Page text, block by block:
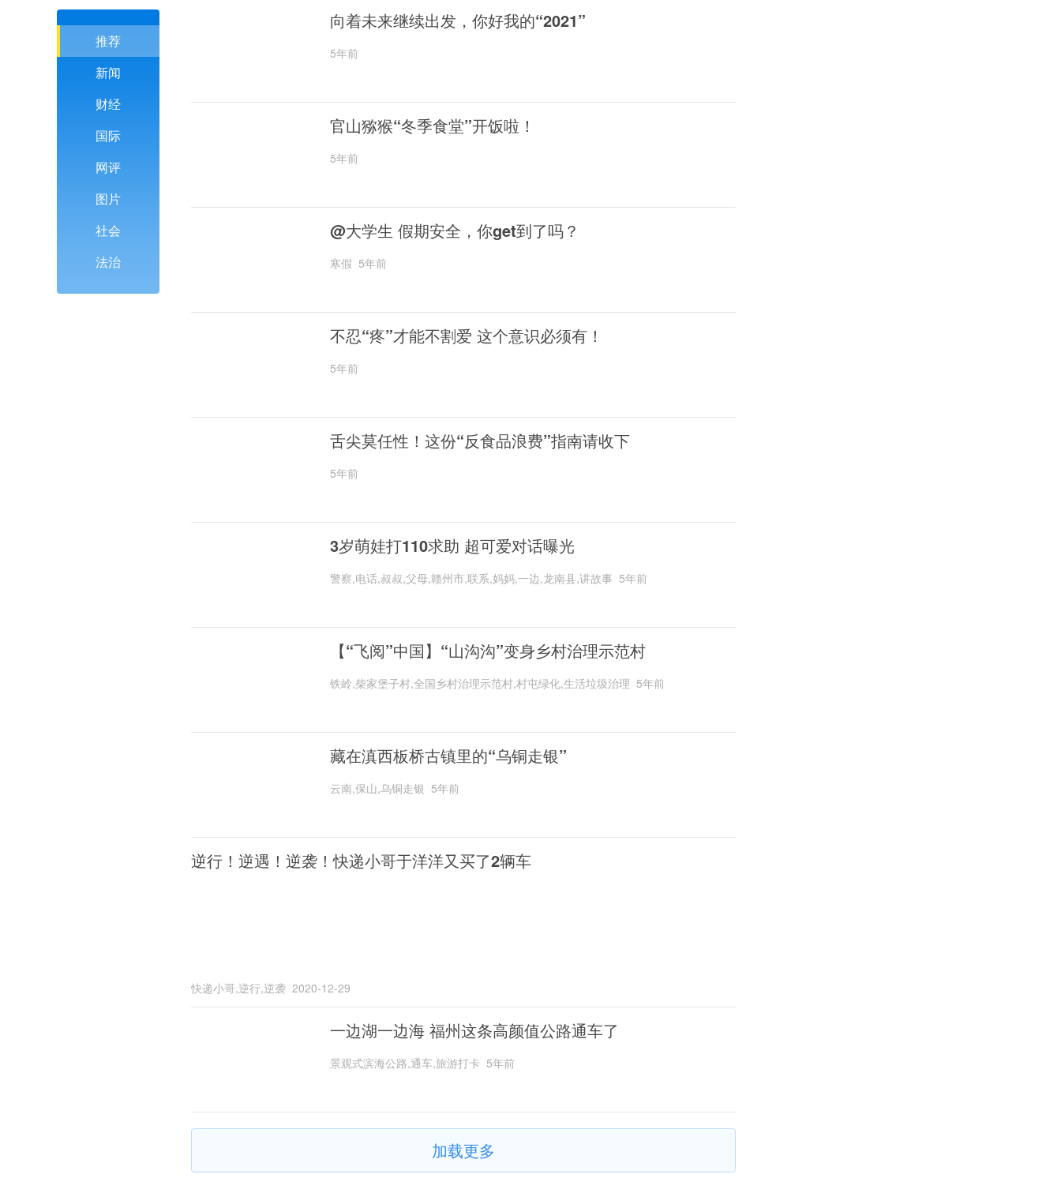
推荐
新闻
财经
国际
网评
图片
社会
法治
向着未来继续出发，你好我的“2021”
5年前
官山猕猴“冬季食堂”开饭啦！
5年前
@大学生 假期安全，你get到了吗？
寒假 5年前
不忍“疼”才能不割爱 这个意识必须有！
5年前
舌尖莫任性！这份“反食品浪费”指南请收下
5年前
3岁萌娃打110求助 超可爱对话曝光
警察,电话,叔叔,父母,赣州市,联系,妈妈,一边,龙南县,讲故事 5年前
【“飞阅”中国】“山沟沟”变身乡村治理示范村
铁岭,柴家堡子村,全国乡村治理示范村,村屯绿化,生活垃圾治理 5年前
藏在滇西板桥古镇里的“乌铜走银”
云南,保山,乌铜走银 5年前
逆行！逆遇！逆袭！快递小哥于洋洋又买了2辆车
快递小哥,逆行,逆袭 2020-12-29
一边湖一边海 福州这条高颜值公路通车了
景观式滨海公路,通车,旅游打卡 5年前
加载更多